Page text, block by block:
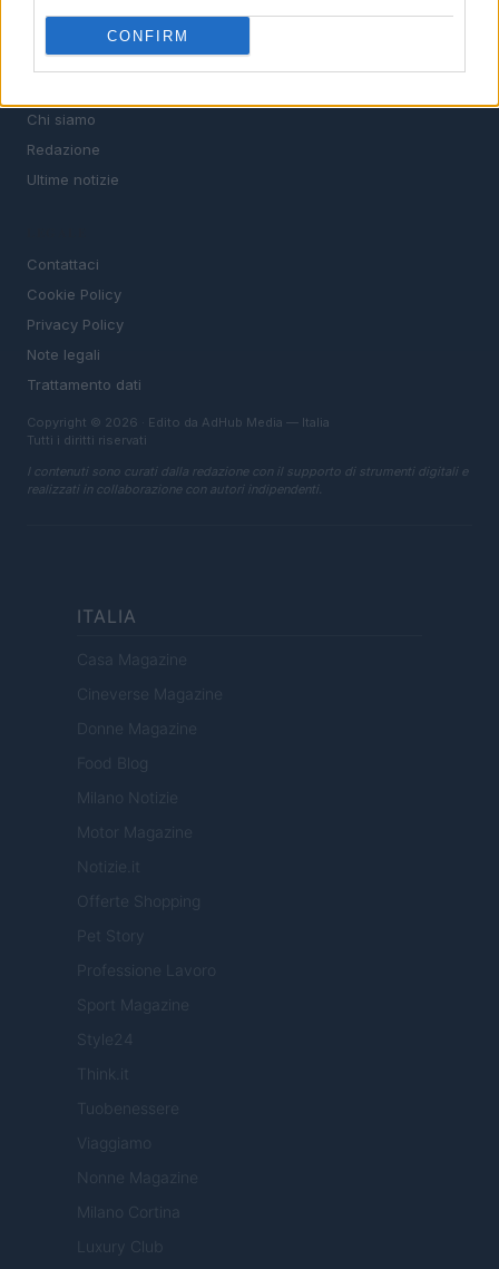
CONFIRM
Chi siamo
Redazione
Ultime notizie
Contattaci
Cookie Policy
Privacy Policy
Note legali
Trattamento dati
Copyright © 2026 · Edito da AdHub Media — Italia
Tutti i diritti riservati
I contenuti sono curati dalla redazione con il supporto di strumenti digitali e
realizzati in collaborazione con autori indipendenti.
ITALIA
Casa Magazine
Cineverse Magazine
Donne Magazine
Food Blog
Milano Notizie
Motor Magazine
Notizie.it
Offerte Shopping
Pet Story
Professione Lavoro
Sport Magazine
Style24
Think.it
Tuobenessere
Viaggiamo
Nonne Magazine
Milano Cortina
Luxury Club